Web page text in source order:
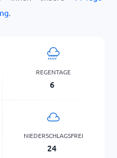
.
REGENTAGE
6
NIEDERSCHLAGSFREI
24